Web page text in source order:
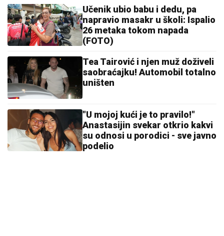
Učenik ubio babu i dedu, pa
napravio masakr u školi: Ispalio
26 metaka tokom napada
(FOTO)
Tea Tairović i njen muž doživeli
saobraćajku! Automobil totalno
uništen
"U mojoj kući je to pravilo!"
Anastasijin svekar otkrio kakvi
su odnosi u porodici - sve javno
podelio